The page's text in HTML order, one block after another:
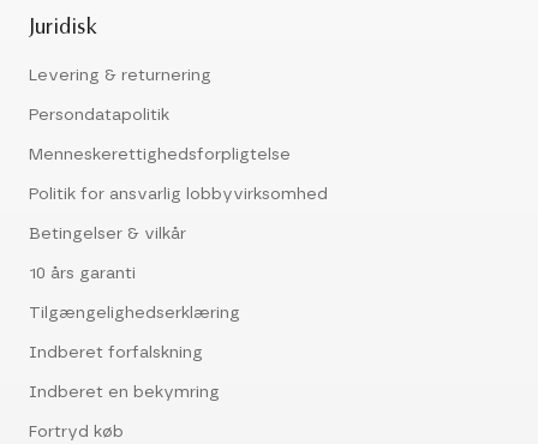
Juridisk
Levering & returnering
Persondatapolitik
Menneskerettighedsforpligtelse
Politik for ansvarlig lobbyvirksomhed
Betingelser & vilkår
10 års garanti
Tilgængelighedserklæring
Indberet forfalskning
Indberet en bekymring
Fortryd køb